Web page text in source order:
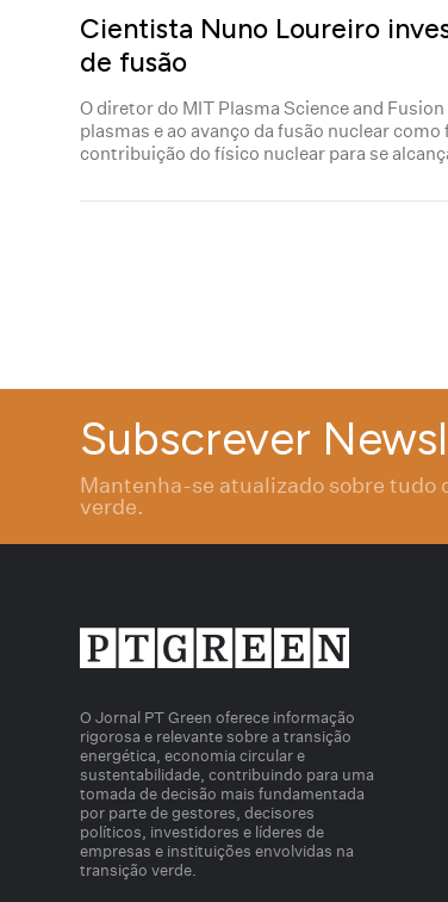
Cientista Nuno Loureiro
de fusão
O diretor do MIT Plasma Science and
plasmas e ao avanço da fusão nuclear
contribuição do físico nuclear para se
Subscrever
Mantenha-se atualizado sobre tudo
verde.
O Jornal PT Green oferece informação
rigorosa e relevante sobre a transição
energética, economia circular e
sustentabilidade, contribuindo para uma
tomada de decisão mais fundamentada
por parte de gestores, decisores
políticos, investidores e líderes de
empresas e instituições envolvidas na
transição verde.